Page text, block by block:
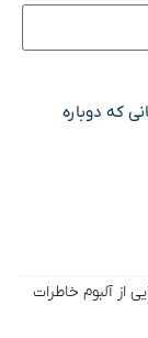
که دوباره
از آلبوم خاطرات